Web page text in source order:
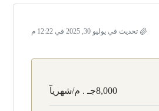
تحديث في يوليو 30, 2025 في 12:22 م
8,000جـ . م/شهريآ